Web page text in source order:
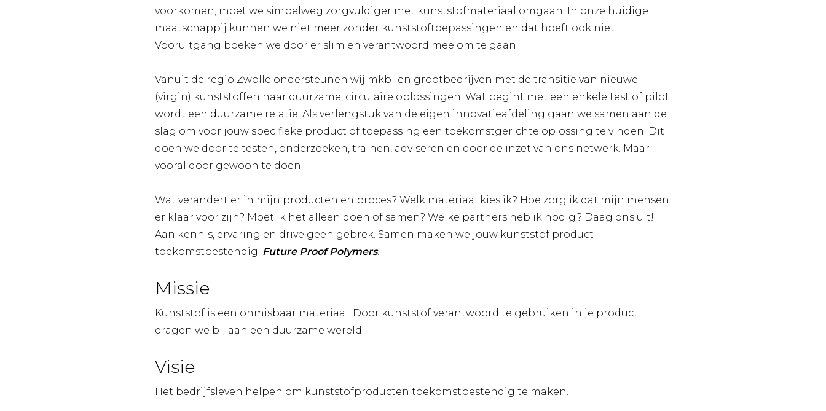
voorkomen, moet we simpelweg zorgvuldiger met kunststofmateriaal omgaan. In onze huidige
maatschappij kunnen we niet meer zonder kunststoftoepassingen en dat hoeft ook niet.
Vooruitgang boeken we door er slim en verantwoord mee om te gaan.
Vanuit de regio Zwolle ondersteunen wij mkb- en grootbedrijven met de transitie van nieuwe
(virgin) kunststoffen naar duurzame, circulaire oplossingen. Wat begint met een enkele test of pilot
wordt een duurzame relatie. Als verlengstuk van de eigen innovatieafdeling gaan we samen aan de
slag om voor jouw specifieke product of toepassing een toekomstgerichte oplossing te vinden. Dit
doen we door te testen, onderzoeken, trainen, adviseren en door de inzet van ons netwerk. Maar
vooral door gewoon te doen.
Wat verandert er in mijn producten en proces? Welk materiaal kies ik? Hoe zorg ik dat mijn mensen
er klaar voor zijn? Moet ik het alleen doen of samen? Welke partners heb ik nodig? Daag ons uit!
Aan kennis, ervaring en drive geen gebrek. Samen maken we jouw kunststof product
toekomstbestendig. Future Proof Polymers.
Missie
Kunststof is een onmisbaar materiaal. Door kunststof verantwoord te gebruiken in je product,
dragen we bij aan een duurzame wereld.
Visie
Het bedrijfsleven helpen om kunststofproducten toekomstbestendig te maken.